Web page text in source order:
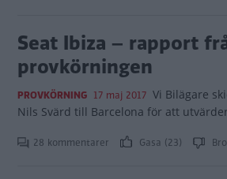
Seat Ibiza – rapport
provkörningen
PROVKÖRNING 17 maj 2017 Vi Bilägare
Nils Svärd till Barcelona för att
28 kommentarer Gasa (23)